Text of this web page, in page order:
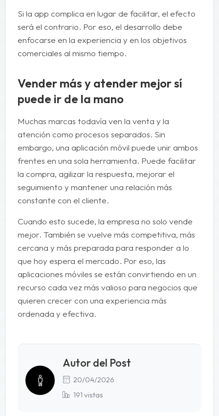
Si la app complica en lugar de facilitar, el efecto
será el contrario. Por eso, el desarrollo debe
enfocarse en la experiencia y en los objetivos
comerciales al mismo tiempo.
Vender más y atender mejor sí
puede ir de la mano
Muchas marcas todavía ven la venta y la
atención como procesos separados. Sin
embargo, una aplicación móvil puede unir ambos
frentes en una sola herramienta. Puede facilitar
la compra, agilizar la respuesta, mejorar el
seguimiento y mantener una relación más
constante con el cliente.
Cuando esto sucede, la empresa no solo vende
mejor. También se vuelve más competitiva, más
cercana y más preparada para responder a lo
que hoy espera el mercado. Por eso, las
aplicaciones móviles se están convirtiendo en un
recurso cada vez más valioso para negocios que
quieren crecer con una experiencia más
ordenada y efectiva.
Autor del Post
20/04/2026
191 vistas